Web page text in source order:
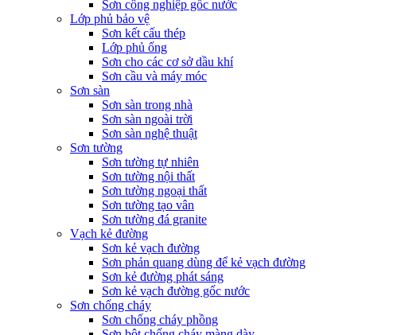
Sơn công nghiệp gốc nước
Lớp phủ bảo vệ
Sơn kết cấu thép
Lớp phủ ống
Sơn cho các cơ sở dầu khí
Sơn cầu và máy móc
Sơn sàn
Sơn sàn trong nhà
Sơn sàn ngoài trời
Sơn sàn nghệ thuật
Sơn tường
Sơn tường tự nhiên
Sơn tường nội thất
Sơn tường ngoại thất
Sơn tường tạo vân
Sơn tường đá granite
Vạch kẻ đường
Sơn kẻ vạch đường
Sơn phản quang dùng để kẻ vạch đường
Sơn kẻ đường phát sáng
Sơn kẻ vạch đường gốc nước
Sơn chống cháy
Sơn chống cháy phồng